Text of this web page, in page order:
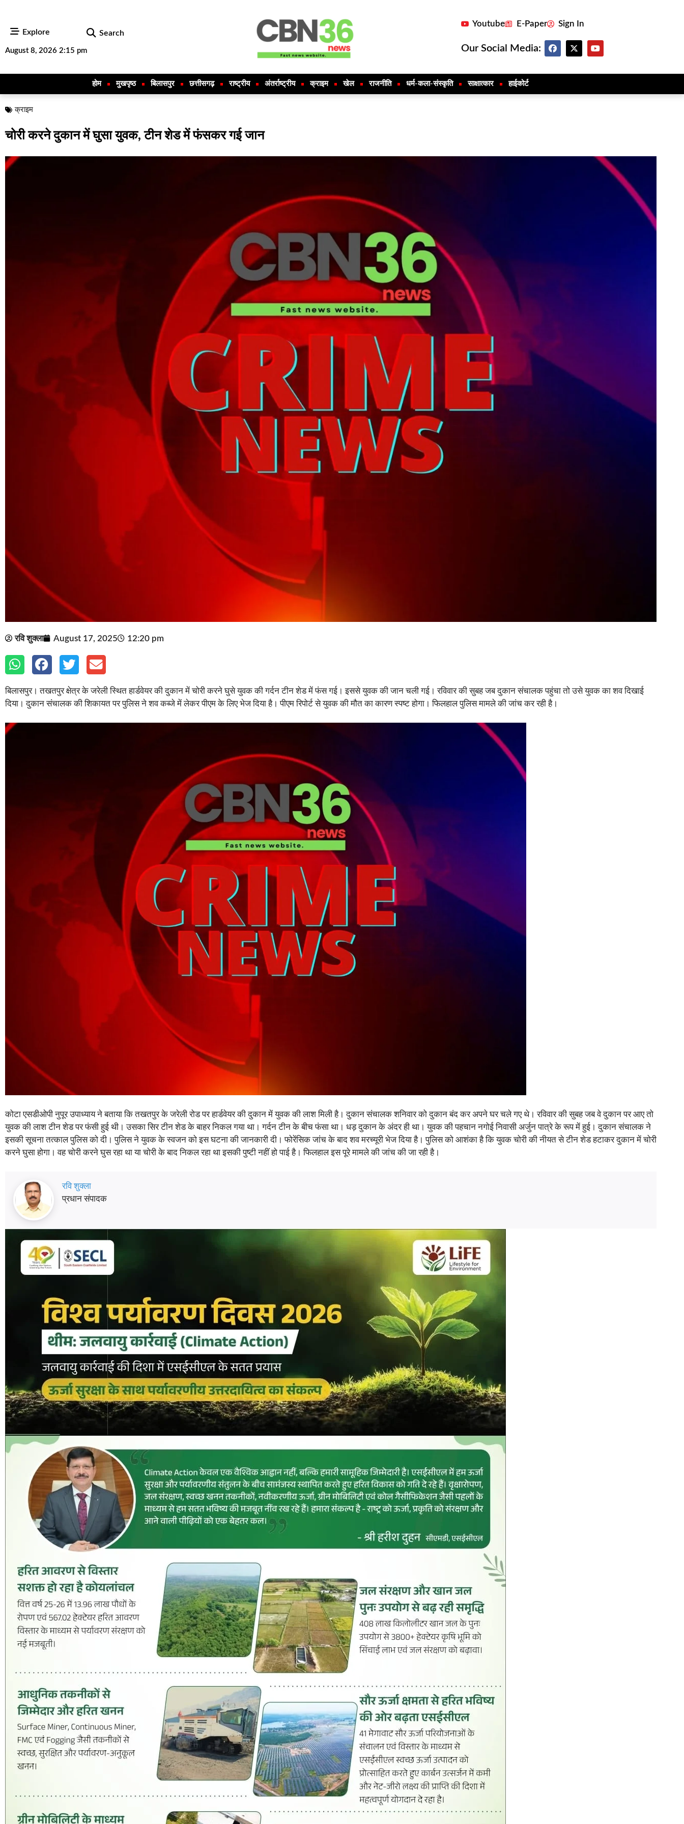
Explore Search
August 8, 2026 2:15 pm
Youtube E-Paper Sign In
Our Social Media:
होम मुखपृष्ठ बिलासपुर छत्तीसगढ़ राष्ट्रीय अंतर्राष्ट्रीय क्राइम खेल राजनीति धर्म-कला-संस्कृति साक्षात्कार हाईकोर्ट
क्राइम
चोरी करने दुकान में घुसा युवक, टीन शेड में फंसकर गई जान
रवि शुक्ला August 17, 2025 12:20 pm
बिलासपुर। तखतपुर क्षेत्र के जरेली स्थित हार्डवेयर की दुकान में चोरी करने घुसे युवक की गर्दन टीन शेड में फंस गई। इससे युवक की जान चली गई। रविवार की सुबह जब दुकान संचालक पहुंचा तो उसे युवक का शव दिखाई
दिया। दुकान संचालक की शिकायत पर पुलिस ने शव कब्जे में लेकर पीएम के लिए भेज दिया है। पीएम रिपोर्ट से युवक की मौत का कारण स्पष्ट होगा। फिलहाल पुलिस मामले की जांच कर रही है।
कोटा एसडीओपी नुपूर उपाध्याय ने बताया कि तखतपुर के जरेली रोड पर हार्डवेयर की दुकान में युवक की लाश मिली है। दुकान संचालक शनिवार को दुकान बंद कर अपने घर चले गए थे। रविवार की सुबह जब वे दुकान पर आए तो
युवक की लाश टीन शेड पर फंसी हुई थी। उसका सिर टीन शेड के बाहर निकल गया था। गर्दन टीन के बीच फंसा था। धड़ दुकान के अंदर ही था। युवक की पहचान नगोई निवासी अर्जुन पात्रे के रूप में हुई। दुकान संचालक ने
इसकी सूचना तत्काल पुलिस को दी। पुलिस ने युवक के स्वजन को इस घटना की जानकारी दी। फोरेंसिक जांच के बाद शव मरच्यूरी भेज दिया है। पुलिस को आशंका है कि युवक चोरी की नीयत से टीन शेड हटाकर दुकान में चोरी
करने घुसा होगा। वह चोरी करने घुस रहा था या चोरी के बाद निकल रहा था इसकी पुष्टी नहीं हो पाई है। फिलहाल इस पूरे मामले की जांच की जा रही है।
रवि शुक्ला
प्रधान संपादक